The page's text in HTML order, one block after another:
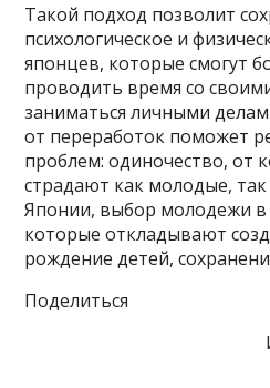
Такой подход позволит
психологическое и
японцев, которые смогут
проводить время со
заниматься личными
от переработок поможет
проблем: одиночество, от
страдают как молодые,
Японии, выбор молодежи в
которые откладывают
рождение детей,
Поделиться